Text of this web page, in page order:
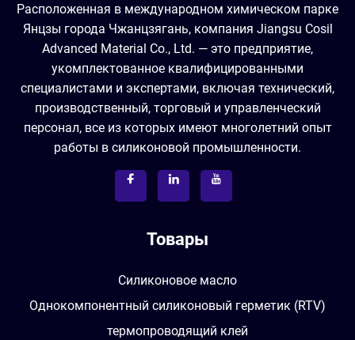
Расположенная в международном химическом парке
Янцзы города Чжанцзягань, компания Jiangsu Cosil
Advanced Material Co., Ltd. — это предприятие,
укомплектованное квалифицированными
специалистами и экспертами, включая технический,
производственный, торговый и управленческий
персонал, все из которых имеют многолетний опыт
работы в силиконовой промышленности.
Товары
Силиконовое масло
Однокомпонентный силиконовый герметик (RTV)
термопроводящий клей